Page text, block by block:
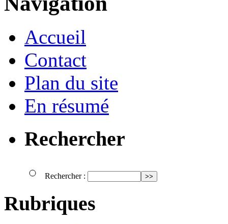
Accueil
Contact
Plan du site
En résumé
Rechercher
Rechercher :
Rubriques